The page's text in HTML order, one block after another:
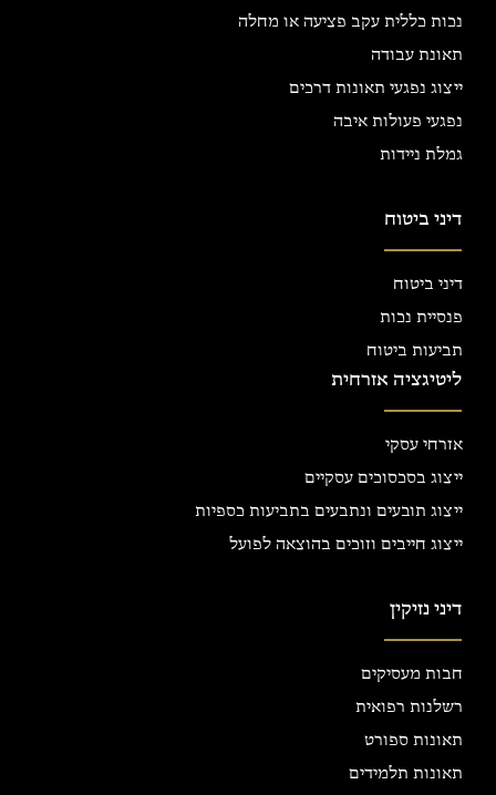
נכות כללית עקב פציעה או מחלה
תאונת עבודה
ייצוג נפגעי תאונות דרכים
נפגעי פעולות איבה
גמלת ניידות
דיני ביטוח
דיני ביטוח
פנסיית נכות
תביעות ביטוח
ליטיגציה אזרחית
אזרחי עסקי
ייצוג בסכסוכים עסקיים
ייצוג תובעים ונתבעים בתביעות כספיות
ייצוג חייבים וזוכים בהוצאה לפועל
דיני נזיקין
חבות מעסיקים
רשלנות רפואית
תאונות ספורט
תאונות תלמידים